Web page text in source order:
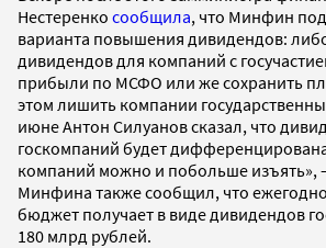
Нестеренко сообщила, что Минфин
варианта повышения дивидендов:
дивидендов для компаний с
прибыли по МСФО или же сохранить
этом лишить компании
июне Антон Силуанов сказал, что
госкомпаний будет
компаний можно и побольше изъять»,
Минфина также сообщил, что
бюджет получает в виде дивидендов
180 млрд рублей.